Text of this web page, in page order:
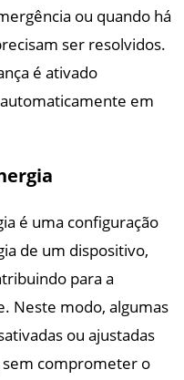
ou quando há
ser resolvidos.
é ativado
em
é uma configuração
de um dispositivo,
para a
Neste modo, algumas
ou ajustadas
comprometer o